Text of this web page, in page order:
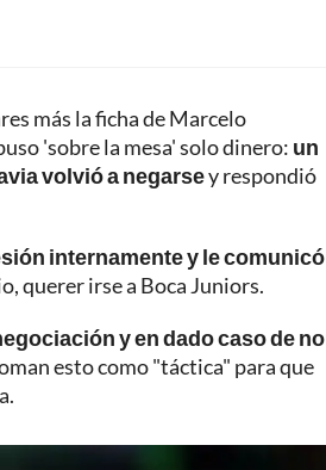
más la ficha de Marcelo
'sobre la mesa' solo dinero: un
volvió a negarsey respondió
internamente y le comunicó
querer irse a Boca Juniors.
y en dado caso de no
esto como "táctica" para que